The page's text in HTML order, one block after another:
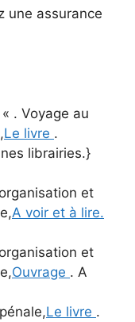
une assurance
. Voyage au
Le livre .
librairies.}
et
A voir et à lire.
et
Ouvrage . A
Le livre .